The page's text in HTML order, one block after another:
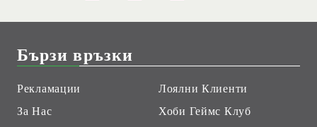
Бързи връзки
Рекламации
За Нас
Лоялни Клиенти
Хоби Геймс Клуб